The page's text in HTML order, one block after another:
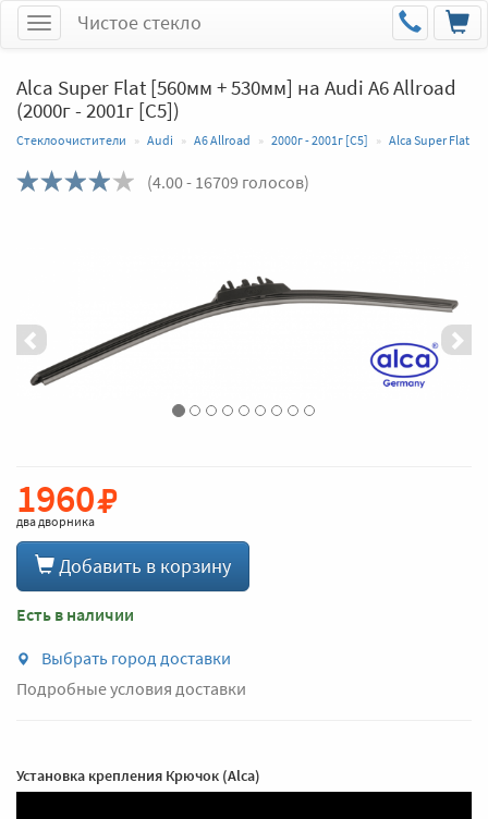
МенюЧистое стекло
Alca Super Flat [560мм + 530мм] на Audi A6 Allroad
(2000г - 2001г [C5])
Стеклоочистители Audi A6 Allroad 2000г - 2001г [C5] Alca Super Flat
(4.00- 16709 голосов)
1960
два дворника
Добавить в корзину
Есть в наличии
Выбрать город доставки
Подробные условия доставки
Установка крепления Крючок (Alca)